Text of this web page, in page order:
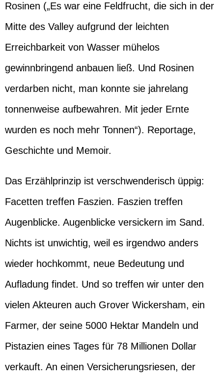
Rosinen („Es war eine Feldfrucht, die sich in der
Mitte des Valley aufgrund der leichten
Erreichbarkeit von Wasser mühelos
gewinnbringend anbauen ließ. Und Rosinen
verdarben nicht, man konnte sie jahrelang
tonnenweise aufbewahren. Mit jeder Ernte
wurden es noch mehr Tonnen“). Reportage,
Geschichte und Memoir.
Das Erzählprinzip ist verschwenderisch üppig:
Facetten treffen Faszien. Faszien treffen
Augenblicke. Augenblicke versickern im Sand.
Nichts ist unwichtig, weil es irgendwo anders
wieder hochkommt, neue Bedeutung und
Aufladung findet. Und so treffen wir unter den
vielen Akteuren auch Grover Wickersham, ein
Farmer, der seine 5000 Hektar Mandeln und
Pistazien eines Tages für 78 Millionen Dollar
verkauft. An einen Versicherungsriesen, der